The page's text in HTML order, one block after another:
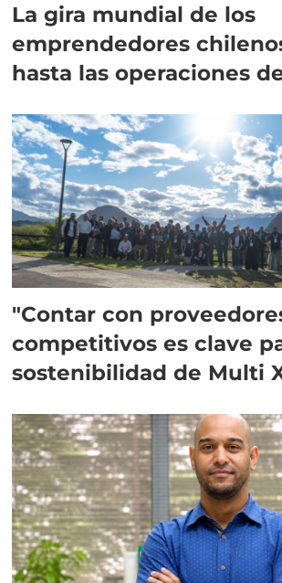
La gira mundial de los
emprendedores
hasta las operaciones
"Contar con
competitivos es clave
sostenibilidad de Multi